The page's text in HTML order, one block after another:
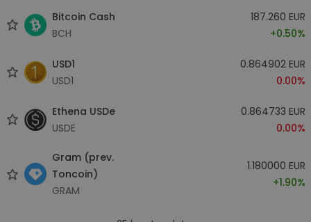
Bitcoin Cash
BCH
187.260 EUR
+0.50%
USD1
USD1
0.864902 EUR
0.00%
Ethena USDe
USDE
0.864733 EUR
0.00%
Gram (prev.
Toncoin)
GRAM
1.180000 EUR
+1.90%